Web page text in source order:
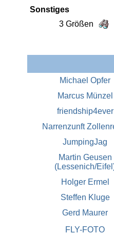
Sonstiges
3 Größen
Michael Opfer
Marcus Münzel
friendship4ever
Narrenzunft
JumpingJag
Martin Geusen
(Lessenich/
Holger Ermel
Steffen Kluge
Gerd Maurer
FLY-FOTO